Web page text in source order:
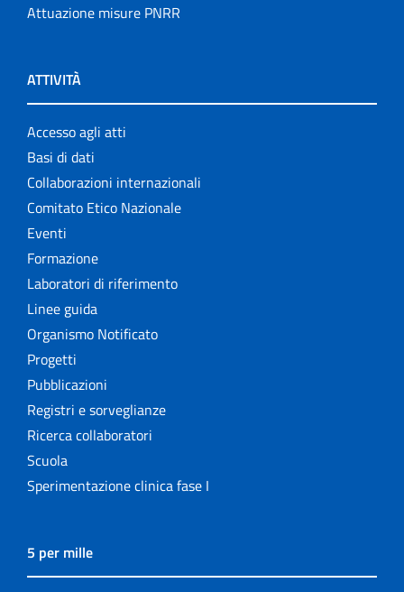
Attuazione misure PNRR
ATTIVITÀ
Accesso agli atti
Basi di dati
Collaborazioni internazionali
Comitato Etico Nazionale
Eventi
Formazione
Laboratori di riferimento
Linee guida
Organismo Notificato
Progetti
Pubblicazioni
Registri e sorveglianze
Ricerca collaboratori
Scuola
Sperimentazione clinica fase I
5 per mille